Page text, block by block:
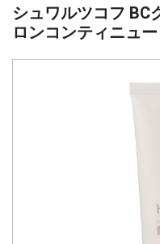
シュワルツコフ BC
ロンコンティニュ